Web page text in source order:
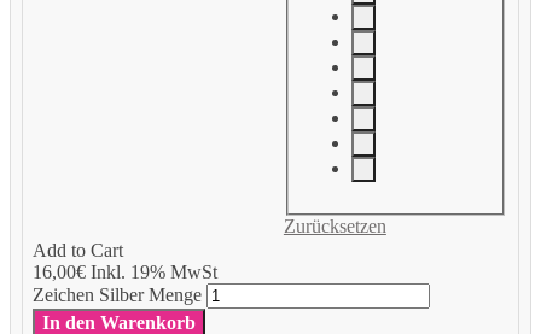
Add to Cart
16,00€Inkl. 19% MwSt
Zurücksetzen
Zeichen Silber Menge
In den Warenkorb